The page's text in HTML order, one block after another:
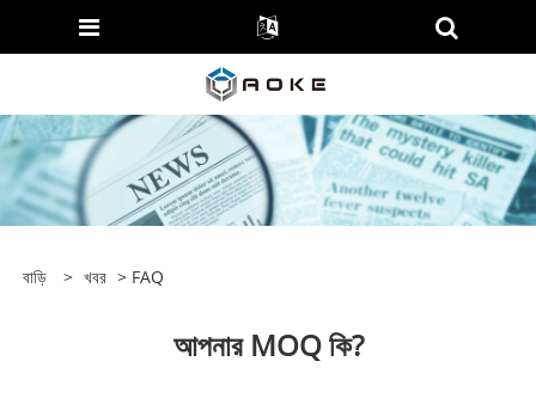
বাড়ি > খবর > FAQ
আপনার MOQ কি?